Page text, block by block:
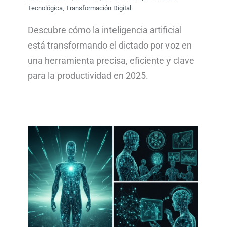
Tecnológica,Transformación Digital
Descubre cómo la inteligencia artificial
está transformando el dictado por voz en
una herramienta precisa, eficiente y clave
para la productividad en 2025.